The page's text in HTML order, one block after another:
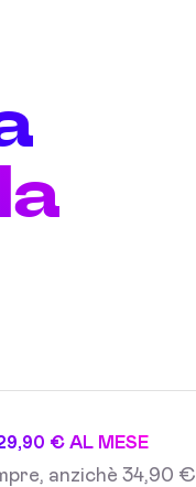
€ AL MESE
anzichè 34,90 €